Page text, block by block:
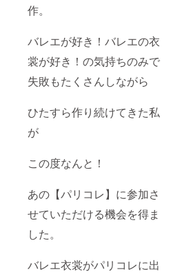
作。
バレエが好き！バレエの衣
裳が好き！の気持ちのみで
失敗もたくさんしながら
ひたすら作り続けてきた私
が
この度なんと！
あの【パリコレ】に参加さ
せていただける機会を得ま
した。
バレエ衣裳がパリコレに出